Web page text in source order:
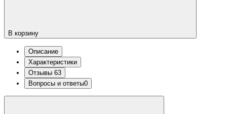
В корзину
Описание
Характеристики
Отзывы 63
Вопросы и ответы0